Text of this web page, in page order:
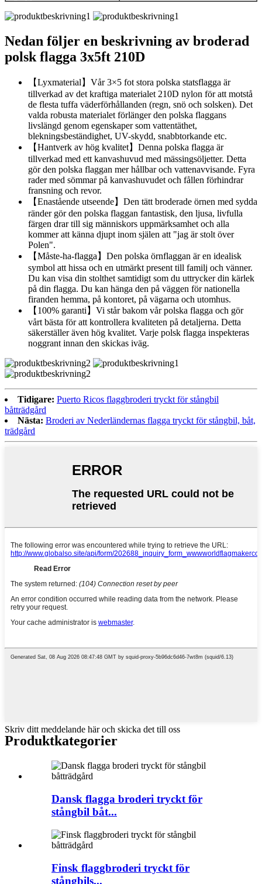
Nedan följer en beskrivning av broderad
polsk flagga 3x5ft 210D
【Lyxmaterial】Vår 3×5 fot stora polska statsflagga är
tillverkad av det kraftiga materialet 210D nylon för att motstå
de flesta tuffa väderförhållanden (regn, snö och solsken). Det
valda robusta materialet förlänger den polska flaggans
livslängd genom egenskaper som vattentäthet,
blekningsbeständighet, UV-skydd, snabbtorkande etc.
【Hantverk av hög kvalitet】Denna polska flagga är
tillverkad med ett kanvashuvud med mässingsöljetter. Detta
gör den polska flaggan mer hållbar och vattenavvisande. Fyra
rader med sömmar på kanvashuvudet och fållen förhindrar
fransning och revor.
【Enastående utseende】Den tätt broderade örnen med sydda
ränder gör den polska flaggan fantastisk, den ljusa, livfulla
färgen drar till sig människors uppmärksamhet och alla
kommer att känna djupt inom själen att "jag är stolt över
Polen".
【Måste-ha-flagga】Den polska örnflaggan är en idealisk
symbol att hissa och en utmärkt present till familj och vänner.
Du kan visa din stolthet samtidigt som du uttrycker din kärlek
på din flagga. Du kan hänga den på väggen för nationella
firanden hemma, på kontoret, på vägarna och utomhus.
【100% garanti】Vi står bakom vår polska flagga och gör
vårt bästa för att kontrollera kvaliteten på detaljerna. Detta
säkerställer även hög kvalitet. Varje polsk flagga inspekteras
noggrant innan den skickas iväg.
Tidigare: Puerto Ricos flaggbroderi tryckt för stångbil
båtträdgård
Nästa: Broderi av Nederländernas flagga tryckt för stångbil, båt,
trädgård
Skriv ditt meddelande här och skicka det till oss
Produktkategorier
Dansk flagga broderi tryckt för
stångbil båt...
Finsk flaggbroderi tryckt för
stångbils...